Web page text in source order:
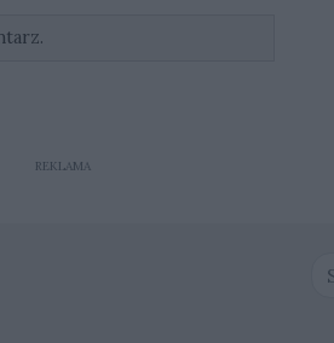
REKLAMA